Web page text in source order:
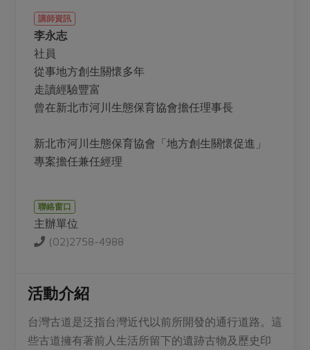
保健食品
居家好物
日用品 圖書禮品
最新產品
優惠專區
樂齡友善
涼拌沙拉
飲品
主題食譜
異國料理
年菜食譜
節慶大餐
議題活動
主婦聯盟X樂齡網特約優惠案
30%rPET紅烏龍茶
2024農業發展計畫年度報告
廢核運動
減添加物
公益金
更多議題
綠主張月刊
社員權益
合作社法規
社務專區
媒體報導
下載專區
社務會議
活動報下載
講師資訊
李永志
社員
從事地方創生關懷多年
走讀經驗豐富
曾在新北市河川生態保育協會擔任理事長
新北市河川生態保育協會「地方創生關懷促進」
專案擔任兼任經理
聯絡窗口
主辦單位
(02)2758-4988
活動介紹
台灣古道是泛指台灣近代以前所開發的通行道路。這
些古道擁有著前人生活所留下的遺跡古物及歷史印